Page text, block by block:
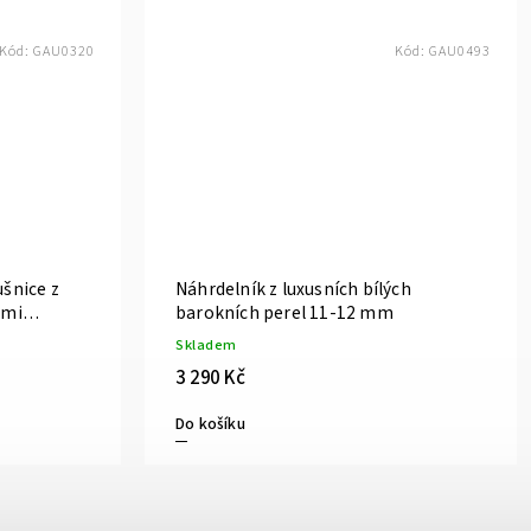
z
Kód: GAU0320
Náhrdelník z luxusních bílých
barokních perel 11-12 mm
Skladem
3 290 Kč
Do košíku
Kód: GAU0493